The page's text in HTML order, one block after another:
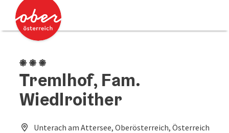
Zum Inhalt
Zum Seitenanfang
3 Blumen
Tremlhof, Fam.
Wiedlroither
Unterach am Attersee, Oberösterreich, Österreich